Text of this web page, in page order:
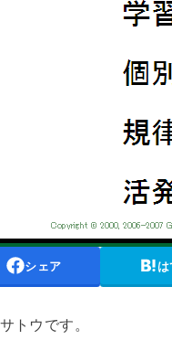
シェア
トウです。